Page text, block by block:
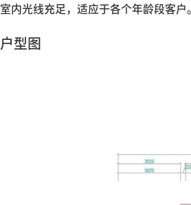
室内光线充足，适应于各个年龄段客
户型图